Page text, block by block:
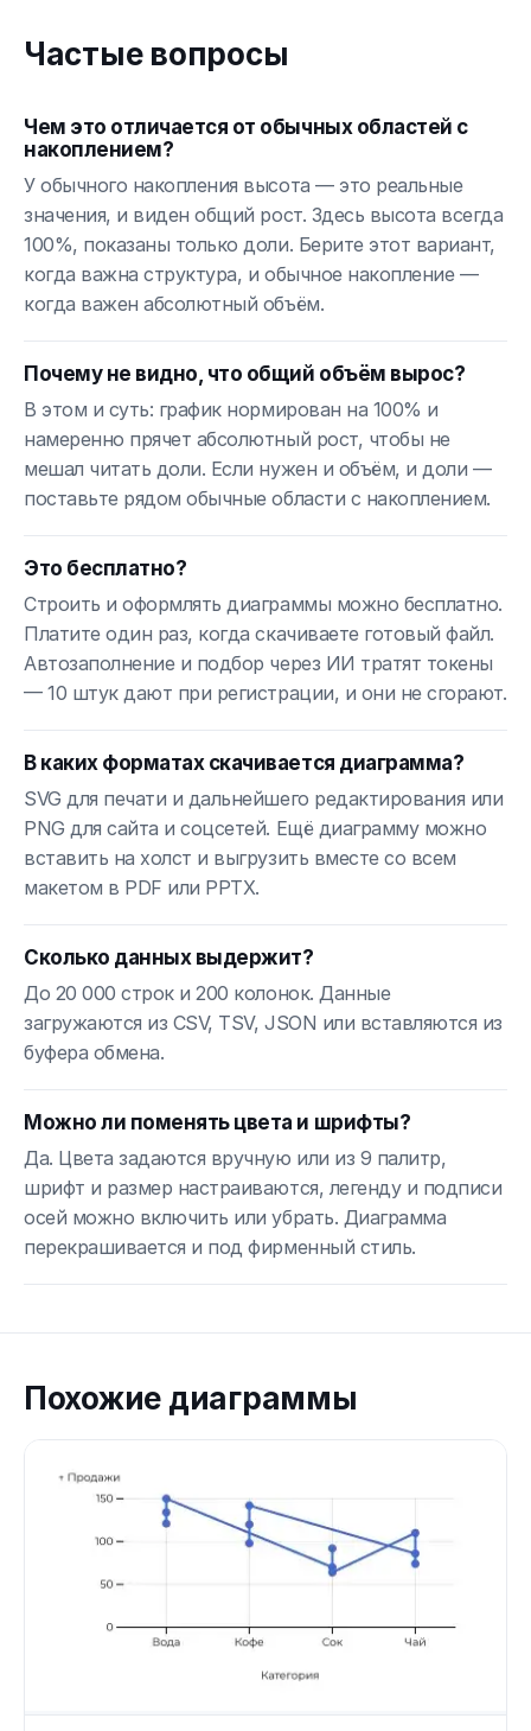
Частые вопросы
Чем это отличается от обычных областей с
накоплением?
У обычного накопления высота — это реальные
значения, и виден общий рост. Здесь высота всегда
100%, показаны только доли. Берите этот вариант,
когда важна структура, и обычное накопление —
когда важен абсолютный объём.
Почему не видно, что общий объём вырос?
В этом и суть: график нормирован на 100% и
намеренно прячет абсолютный рост, чтобы не
мешал читать доли. Если нужен и объём, и доли —
поставьте рядом обычные области с накоплением.
Это бесплатно?
Строить и оформлять диаграммы можно бесплатно.
Платите один раз, когда скачиваете готовый файл.
Автозаполнение и подбор через ИИ тратят токены
— 10 штук дают при регистрации, и они не сгорают.
В каких форматах скачивается диаграмма?
SVG для печати и дальнейшего редактирования или
PNG для сайта и соцсетей. Ещё диаграмму можно
вставить на холст и выгрузить вместе со всем
макетом в PDF или PPTX.
Сколько данных выдержит?
До 20 000 строк и 200 колонок. Данные
загружаются из CSV, TSV, JSON или вставляются из
буфера обмена.
Можно ли поменять цвета и шрифты?
Да. Цвета задаются вручную или из 9 палитр,
шрифт и размер настраиваются, легенду и подписи
осей можно включить или убрать. Диаграмма
перекрашивается и под фирменный стиль.
Похожие диаграммы